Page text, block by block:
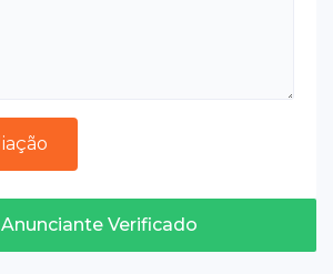
Anunciante Verificado